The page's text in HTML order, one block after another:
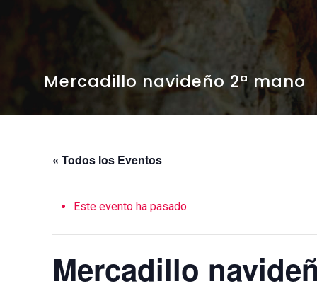
Mercadillo navideño 2ª mano
« Todos los Eventos
Este evento ha pasado.
Mercadillo